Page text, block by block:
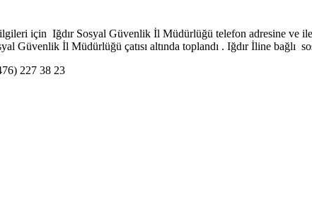
için Iğdır Sosyal Güvenlik İl Müdürlüğü telefon adresine ve
Güvenlik İl Müdürlüğü çatısı altında toplandı . Iğdır İline bağlı
227 38 23